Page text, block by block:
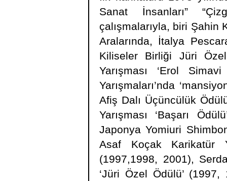
Sanat İnsanları”
çalışmalarıyla, biri Şahin
Aralarında, İtalya
Kiliseler Birliği Jüri
Yarışması ‘Erol
Yarışmaları’nda
Afiş Dalı Üçüncülük
Yarışması ‘Başarı
Japonya Yomiuri
Asaf Koçak Karikatür
(1997,1998, 2001),
‘Jüri Özel Ödülü’